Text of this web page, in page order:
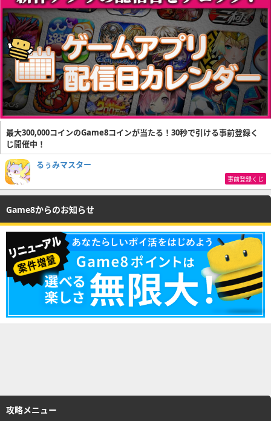
最大300,000コインのGame8コインが当たる！30秒で引ける事前登録く
じ開催中！
るぅみマスター
事前登録くじ
Game8からのお知らせ
攻略メニュー